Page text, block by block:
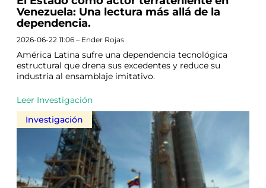
Venezuela: Una lectura más allá de la
dependencia.
2026-06-22 11:06 – Ender Rojas
América Latina sufre una dependencia tecnológica
estructural que drena sus excedentes y reduce su
industria al ensamblaje imitativo.
Leer Investigación
Investigación